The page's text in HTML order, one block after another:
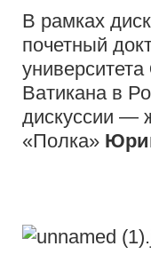
В рамках
почетный
университета
Ватикана в
дискуссии —
«Полка»